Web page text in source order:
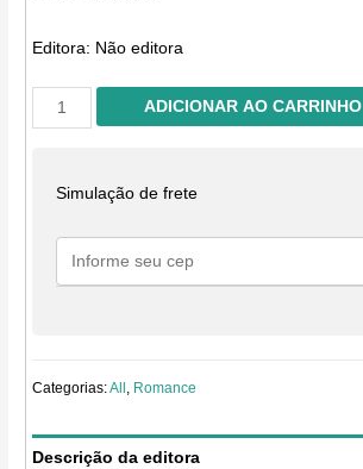
Editora: Não editora
Mônica
vai
quantidade
ADICIONAR AO CARRINHO
Simulação de frete
Categorias:All , Romance
Descrição da editora